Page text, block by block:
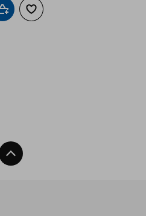
с любими
Добави в кошницата
Добави към списъка с
Нагоре